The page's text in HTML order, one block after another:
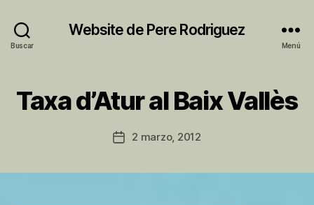
Buscar
Website de Pere Rodriguez
Menú
Categorías
S
G
Taxa d’Atur al Baix Vallès
Autor
de
entrada
o
r
e
e
Fecha2 marzo, 2012